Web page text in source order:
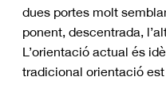
dues portes molt
ponent, descentrada,
L’orientació actual és
tradicional orientació est